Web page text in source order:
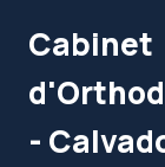
Cabinet
-